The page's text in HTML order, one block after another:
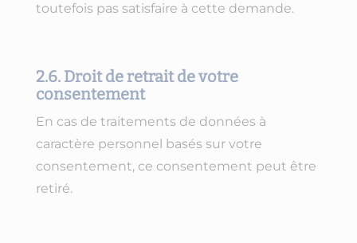
toutefois pas satisfaire à cette demande.
2.6. Droit de retrait de votre
consentement
En cas de traitements de données à
caractère personnel basés sur votre
consentement, ce consentement peut être
retiré.